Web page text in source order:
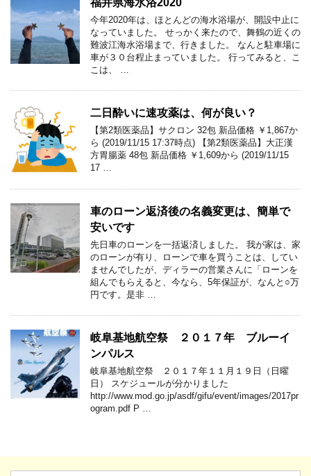
福井県海水浴2020
今年2020年は、ほとんどの海水浴場が、開設中止に
なっていました。 せっかく来たので、舞鶴の近くの
難波江海水浴場まで、行きました。 なんと駐車場に
車が３０台程止まっていました。 行ってみると、こ
こは、 …
二日酔いに速攻薬は、何が良い？
【第2類医薬品】サクロン 32包 新品価格 ￥1,867か
ら (2019/11/15 17:37時点) 【第2類医薬品】大正漢
方胃腸薬 48包 新品価格 ￥1,609から (2019/11/15
17 …
車のローン返済後の名義変更は、簡単で
安いです
先日車のローンを一括返済しました。 我が家は、家
のローンが有り、ローンで車を買うことは、してい
ませんでしたが、ディラーの営業さんに「ローンを
組んでもらえると、今なら、5年保証が、なんと○万
円です。是非 …
岐阜基地航空祭 ２０１７年 ブルーイ
ンパルス
岐阜基地航空祭 ２０１７年１１月１９日（日曜
日） スケジュールが分かりました
http://www.mod.go.jp/asdf/gifu/event/images/2017pr
ogram.pdf P …